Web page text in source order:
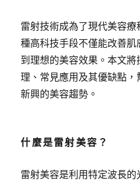
雷射技術成為了現代美容
種高科技手段不僅能改善
到理想的美容效果。本文
理、常見應用及其優缺點
新興的美容趨勢。
什麼是雷射美容？
雷射美容是利用特定波長